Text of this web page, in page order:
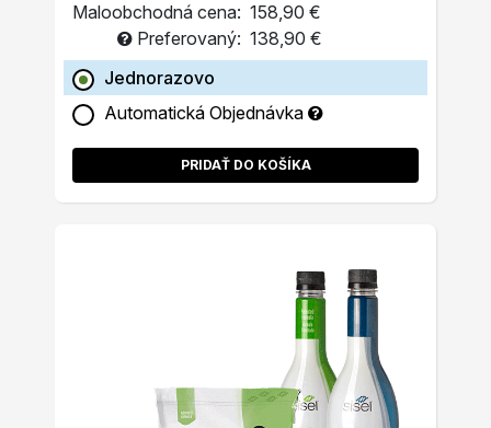
Maloobchodná cena: 158,90 €
Preferovaný: 138,90 €
Jednorazovo
Automatická Objednávka
PRIDAŤ DO KOŠÍKA